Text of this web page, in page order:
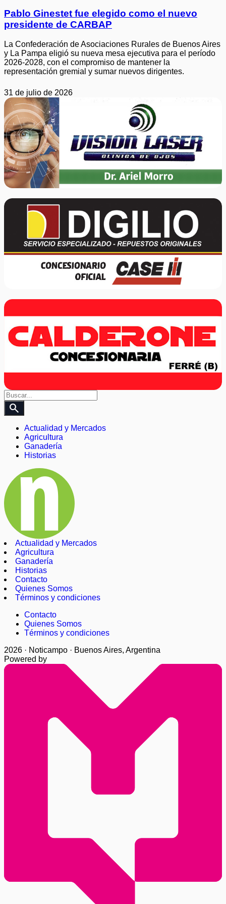
Pablo Ginestet fue elegido como el nuevo
presidente de CARBAP
La Confederación de Asociaciones Rurales de Buenos Aires
y La Pampa eligió su nueva mesa ejecutiva para el período
2026-2028, con el compromiso de mantener la
representación gremial y sumar nuevos dirigentes.
31 de julio de 2026
search
Actualidad y Mercados
Agricultura
Ganadería
Historias
Actualidad y Mercados
Agricultura
Ganadería
Historias
Contacto
Quienes Somos
Términos y condiciones
Contacto
Quienes Somos
Términos y condiciones
2026 · Noticampo · Buenos Aires, Argentina
Powered by